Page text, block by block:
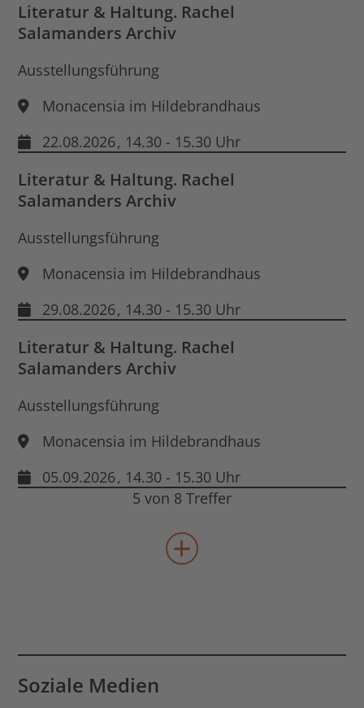
Literatur & Haltung. Rachel
Salamanders Archiv
Ausstellungsführung
Monacensia im Hildebrandhaus
22.08.2026, 14.30 - 15.30 Uhr
Literatur & Haltung. Rachel
Salamanders Archiv
Ausstellungsführung
Monacensia im Hildebrandhaus
29.08.2026, 14.30 - 15.30 Uhr
Literatur & Haltung. Rachel
Salamanders Archiv
Ausstellungsführung
Monacensia im Hildebrandhaus
05.09.2026, 14.30 - 15.30 Uhr
5 von 8 Treffer
mehr Veranstaltungen
Soziale Medien